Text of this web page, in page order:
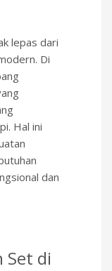
lepas dari
Di
Hal ini
dan
Set di